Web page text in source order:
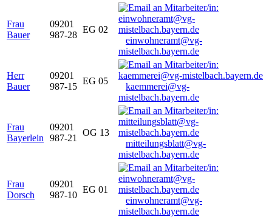
Frau
Bauer
09201
987-28
EG 02
einwohneramt@vg-
mistelbach.bayern.de
Herr
Bauer
09201
987-15
EG 05
kaemmerei@vg-
mistelbach.bayern.de
Frau
Bayerlein
09201
987-21
OG 13
mitteilungsblatt@vg-
mistelbach.bayern.de
Frau
Dorsch
09201
987-10
EG 01
einwohneramt@vg-
mistelbach.bayern.de